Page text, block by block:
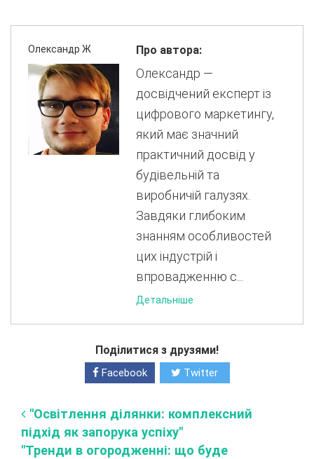
Олександр Ж Про автора:
Олександр —
досвідчений експерт із
цифрового маркетингу,
який має значний
практичний досвід у
будівельній та
виробничій галузях.
Завдяки глибоким
знанням особливостей
цих індустрій і
впровадженню с...
Детальніше
Поділитися з друзями!
Facebook Twitter
"Освітлення ділянки: комплексний
підхід як запорука успіху"
"Тренди в огородженні: що буде